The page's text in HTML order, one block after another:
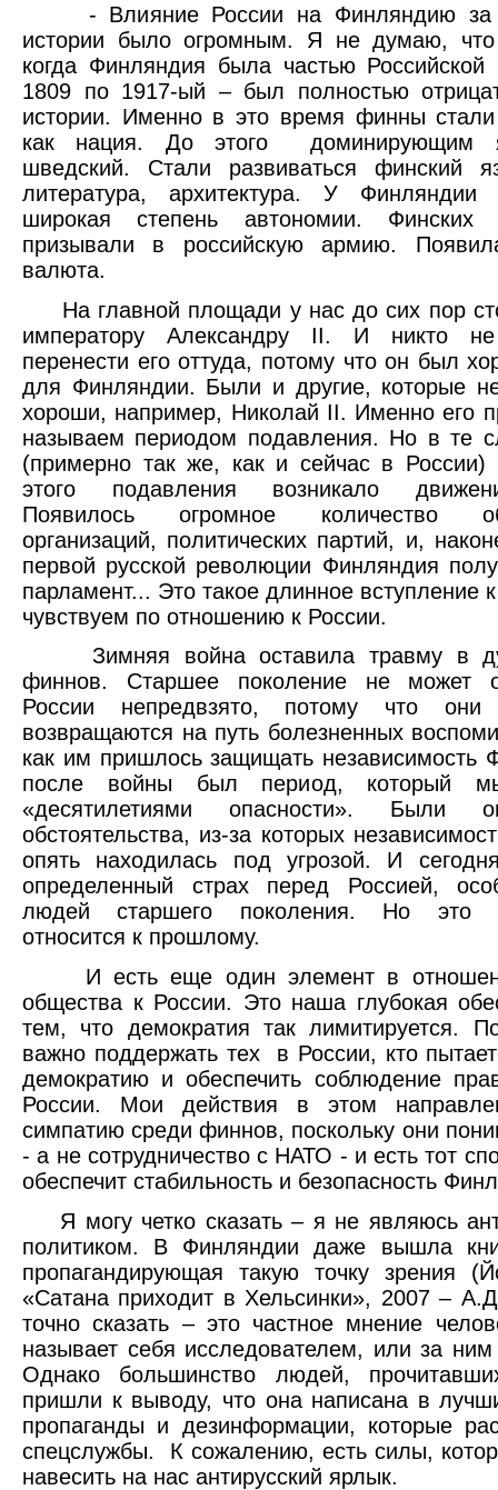
- Влияние России на Финляндию за
истории было огромным. Я не думаю, что
когда Финляндия была частью
1809 по 1917-ый – был полностью
истории. Именно в это время финны стали
как нация. До этого доминирующим
шведский. Стали развиваться финский
литература, архитектура. У
широкая степень автономии.
призывали в российскую армию.
валюта.
На главной площади у нас до сих пор
императору Александру II. И никто не
перенести его оттуда, потому что он был
для Финляндии. Были и другие, которые
хороши, например, Николай II. Именно его
называем периодом подавления. Но в те
(примерно так же, как и сейчас в России)
этого подавления возникало
Появилось огромное количество
организаций, политических партий, и,
первой русской революции Финляндия
парламент... Это такое длинное вступление
чувствуем по отношению к России.
Зимняя война оставила травму в
финнов. Старшее поколение не может
России непредвзято, потому что
возвращаются на путь болезненных
как им пришлось защищать независимость
после войны был период, который
«десятилетиями опасности». Были
обстоятельства, из-за которых
опять находилась под угрозой. И
определенный страх перед Россией,
людей старшего поколения. Но это
относится к прошлому.
И есть еще один элемент в
общества к России. Это наша глубокая
тем, что демократия так лимитируется.
важно поддержать тех в России, кто
демократию и обеспечить соблюдение
России. Мои действия в этом
симпатию среди финнов, поскольку они
- а не сотрудничество с НАТО - и есть тот
обеспечит стабильность и безопасность
Я могу четко сказать – я не являюсь
политиком. В Финляндии даже вышла
пропагандирующая такую точку зрения
«Сатана приходит в Хельсинки», 2007 –
точно сказать – это частное мнение
называет себя исследователем, или за ним
Однако большинство людей,
пришли к выводу, что она написана в
пропаганды и дезинформации, которые
спецслужбы. К сожалению, есть силы,
навесить на нас антирусский ярлык.